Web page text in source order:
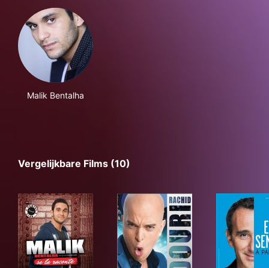
Malik Bentalha
Vergelijkbare Films (10)